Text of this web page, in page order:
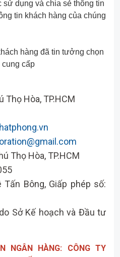
sử dụng và chia sẻ thông tin
tin khách hàng của chúng
hàng đã tin tưởng chọn
cấp
Thọ Hòa, TP.HCM
Thọ Hòa, TP.HCM
Tấn Bông, Giấp phép số:
Sở Kế hoạch và Đầu tư
NGÂN HÀNG: CÔNG TY